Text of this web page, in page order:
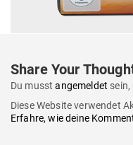
Share Your
Du musstangemeldet
Diese Website verwendet
Erfahre, wie deine